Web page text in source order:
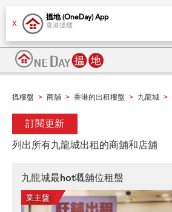
X
搵地 (OneDay) App
香港搵樓
搵樓盤 > 商舖 > 香港的出租樓盤 > 九龍城 >
訂閱更新
列出所有九龍城出租的商舖和店舖
九龍城最hot嘅舖位租盤